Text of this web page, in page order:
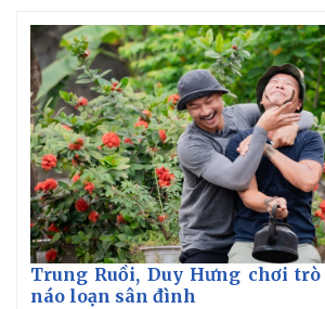
Bất động sản
Khởi nghiệp
Giá vàng
Tiêu
Tỷ giá
Chứng
Giá cà
Trung Ruồi, Duy Hưng chơi
náo loạn sân đình